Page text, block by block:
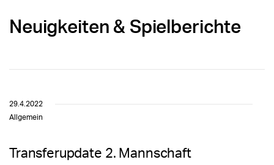
Neuigkeiten & Spielberichte
29.4.2022
Allgemein
Transferupdate 2. Mannschaft